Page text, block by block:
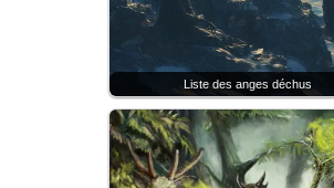
Liste des anges déchus